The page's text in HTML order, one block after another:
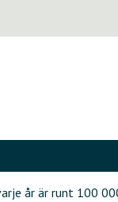
år är runt 100